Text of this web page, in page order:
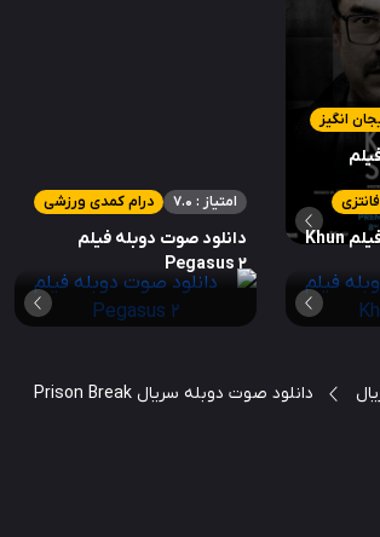
انگیز
دانلود صوت دوبله فیلم Khun
درام کمدی ورزشی امتیاز : 7.0
دانلود صوت دوبله فیلم
Pegasus 2
دانلود صوت دوبله سریال Prison Break